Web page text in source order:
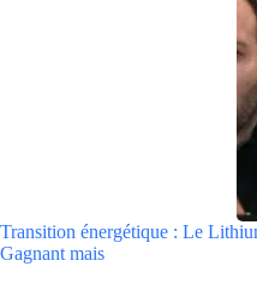
Transition énergétique : Le
Gagnant mais